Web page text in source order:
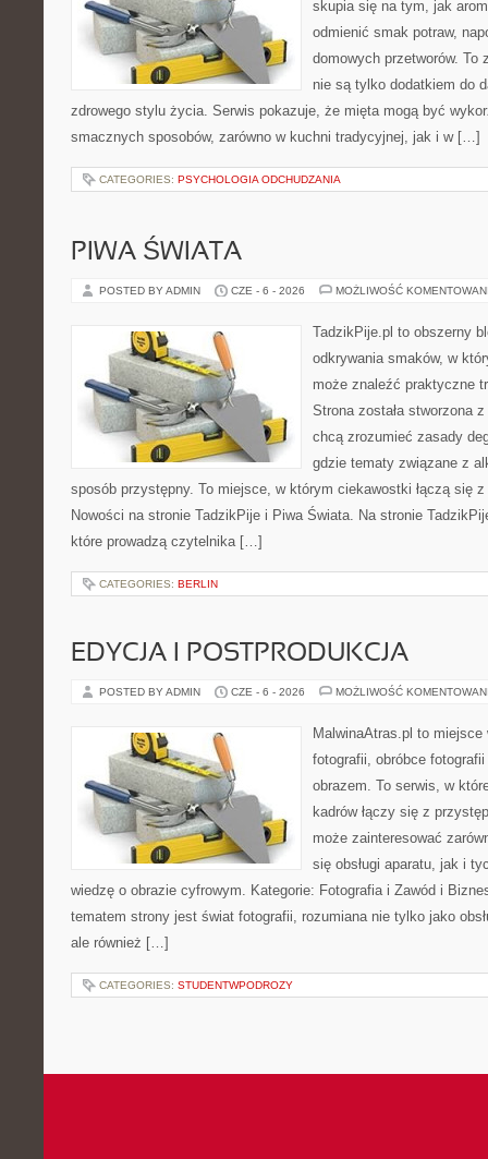
skupia się na tym, jak
odmienić smak potraw,
domowych przetworów. To
nie są tylko dodatkiem do
zdrowego stylu życia. Serwis pokazuje, że mięta mogą być
smacznych sposobów, zarówno w kuchni tradycyjnej, jak i w […]
CATEGORIES: PSYCHOLOGIA ODCHUDZANIA
PIWA ŚWIATA
POSTED BY ADMIN CZE - 6 - 2026 MOŻLIWOŚĆ
TadzikPije.pl to obszerny
odkrywania smaków, w
może znaleźć praktyczne
Strona została stworzona
chcą zrozumieć zasady
gdzie tematy związane z
sposób przystępny. To miejsce, w którym ciekawostki łączą się
Nowości na stronie TadzikPije i Piwa Świata. Na stronie
które prowadzą czytelnika […]
CATEGORIES: BERLIN
EDYCJA I POSTPRODUKCJA
POSTED BY ADMIN CZE - 6 - 2026 MOŻLIWOŚĆ
MalwinaAtras.pl to
fotografii, obróbce
obrazem. To serwis, w
kadrów łączy się z
może zainteresować
się obsługi aparatu, jak i
wiedzę o obrazie cyfrowym. Kategorie: Fotografia i Zawód i
tematem strony jest świat fotografii, rozumiana nie tylko jako
ale również […]
CATEGORIES: STUDENTWPODROZY